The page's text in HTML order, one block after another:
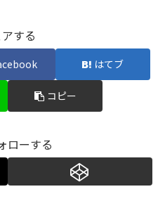
する
はてブ
コピー
ローする